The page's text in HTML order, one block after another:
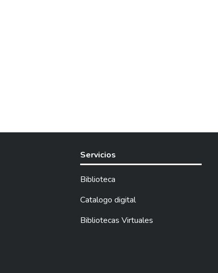
Servicios
Biblioteca
Catalogo digital
Bibliotecas Virtuales